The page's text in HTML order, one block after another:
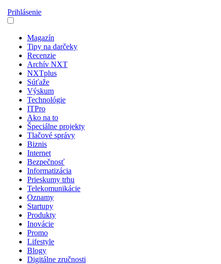
Prihlásenie
Magazín
Tipy na darčeky
Recenzie
Archív NXT
NXTplus
Súťaže
Výskum
Technológie
ITPro
Ako na to
Špeciálne projekty
Tlačové správy
Biznis
Internet
Bezpečnosť
Informatizácia
Prieskumy trhu
Telekomunikácie
Oznamy
Startupy
Produkty
Inovácie
Promo
Lifestyle
Blogy
Digitálne zručnosti